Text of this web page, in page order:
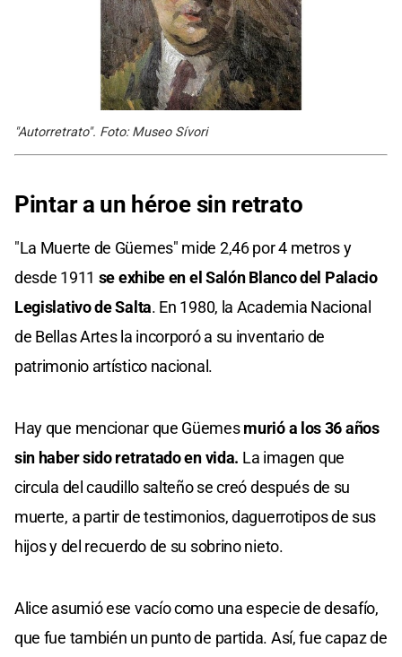
"Autorretrato". Foto: Museo Sívori
Pintar a un héroe sin retrato
"La Muerte de Güemes" mide 2,46 por 4 metros y
desde 1911 se exhibe en el Salón Blanco del Palacio
Legislativo de Salta. En 1980, la Academia Nacional
de Bellas Artes la incorporó a su inventario de
patrimonio artístico nacional.
Hay que mencionar que Güemesmurió a los 36 años
sin haber sido retratado en vida. La imagen que
circula del caudillo salteño se creó después de su
muerte, a partir de testimonios, daguerrotipos de sus
hijos y del recuerdo de su sobrino nieto.
Alice asumió ese vacío como una especie de desafío,
que fue también un punto de partida. Así, fue capaz de